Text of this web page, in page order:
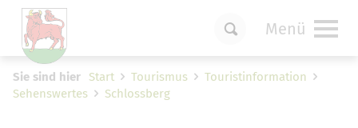
Menü
Sie sind hier Start Tourismus
Touristinformation
Sehenswertes
Schlossberg
vornehmen zu können wird die Berechtigung
für funktionale Cookies